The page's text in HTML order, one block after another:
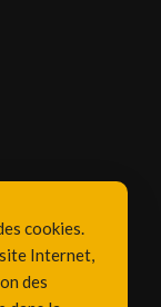
cookies.
Internet,
des